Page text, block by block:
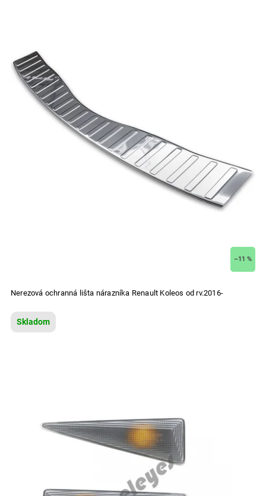
–11 %
Nerezová ochranná lišta nárazníka Renault Koleos od rv.2016-
Skladom